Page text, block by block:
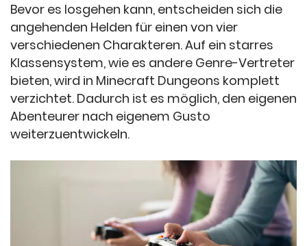
Bevor es losgehen kann, entscheiden sich die
angehenden Helden für einen von vier
verschiedenen Charakteren. Auf ein starres
Klassensystem, wie es andere Genre-Vertreter
bieten, wird in Minecraft Dungeons komplett
verzichtet. Dadurch ist es möglich, den eigenen
Abenteurer nach eigenem Gusto
weiterzuentwickeln.